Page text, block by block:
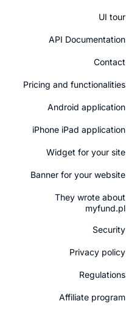
UI tour
API Documentation
Contact
Pricing and functionalities
Android application
iPhone iPad application
Widget for your site
Banner for your website
They wrote about
myfund.pl
Security
Privacy policy
Regulations
Affiliate program